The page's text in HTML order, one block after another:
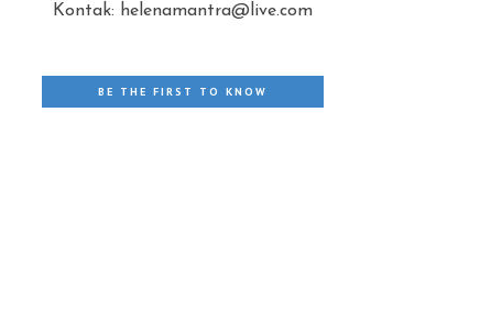
Kontak: helenamantra@live.com
BE THE FIRST TO KNOW